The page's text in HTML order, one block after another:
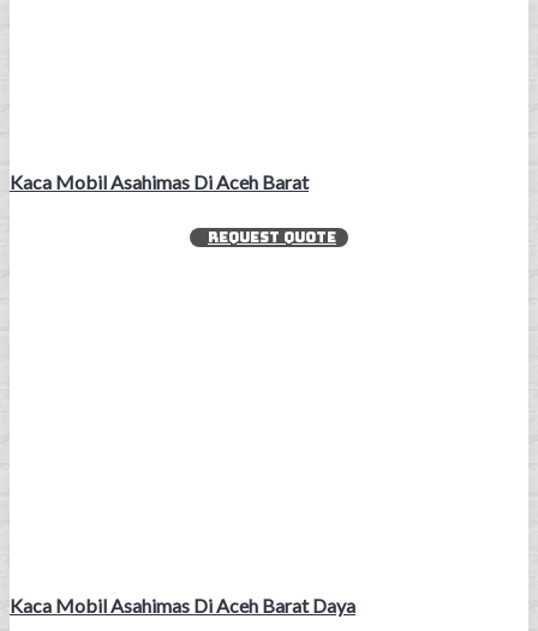
Kaca Mobil Asahimas Di Aceh Barat
REQUEST QUOTE
Kaca Mobil Asahimas Di Aceh Barat Daya